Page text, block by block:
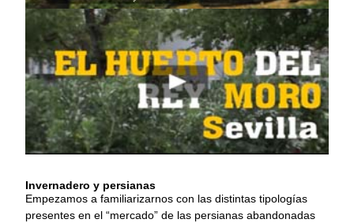
Invernadero y persianas
Empezamos a familiarizarnos con las distintas tipologías
presentes en el “mercado” de las persianas abandonadas